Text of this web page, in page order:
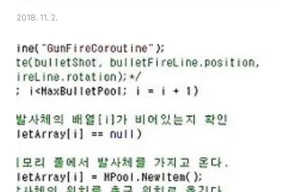
이번 포스팅에서 올릴 내용입니다. 먼저 플레이어 캐릭터 게임 오브젝트를 유
정에는 이 Mass의 값이 2로 너무 작아서 생기는 문제가 아닌가 하는 생각이
들었습니다. 그래서 한번 10으로 올려서 테스트를 해 보았습니다만, 점프만 못
하고 반동은 전혀 없어지지 않았습니다. 그래서 다음에는 총알이 발사될 때마
다 한번 Collider 2D를 없애보는 것을 해볼까 생각해서 BulletMove.cs 스
크립트를 찾아가 보도..
2018. 11. 2.